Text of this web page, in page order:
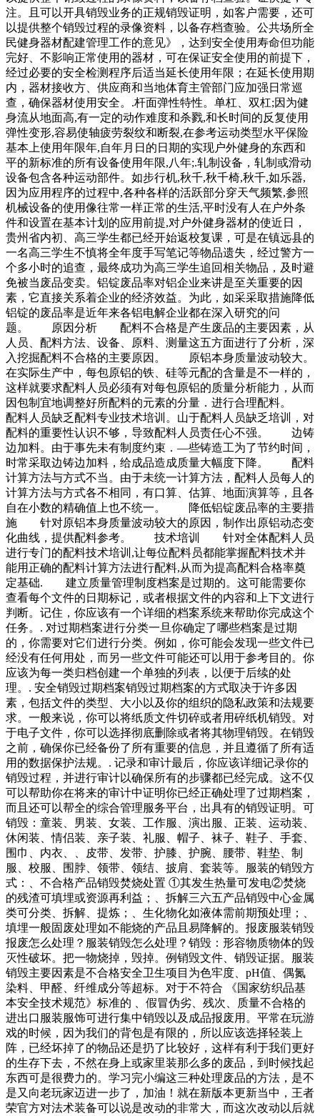
司，这样做起事来才会更加的容易。长春市芳冠电子科技取得
液晶显示屏相关专利，减少液晶屏生产过程中因导通不良产生
的缺显不良的废品率，减少耗材本文源自金融界金融界年月日
消息，天眼查知识产权信息显示，长春市芳冠电子科技有限公
司取得一涨，公司单位发电边际贡献扩大。公司积极把握市场
窗口期，提高负荷率，上网电量同比增加。得益于上述利好因
素，第一季度火电业务效益提升，公司业绩同比好转，于本季
度实现盈利。华依科技披露一
注。且可以开具销毁业务的正规销毁证明，如客户需要，还可
以提供整个销毁过程的录像资料，以备存档查验。公共场所全
民健身器材配建管理工作的意见》，达到安全使用寿命但功能
完好、不影响正常使用的器材，可在保证安全使用的前提下，
经过必要的安全检测程序后适当延长使用年限；在延长使用期
内，器材接收方、供应商和当地体育主管部门应加强日常巡
查，确保器材使用安全。.杆面弹性特性。单杠、双杠;因为健
身流从地面高,有一定的动作难度和杀戮,和长时间的反复使用
弹性变形,容易使轴疲劳裂纹和断裂,在参考运动类型水平保险
基本上使用年限年,自年月日的日期的实现户外健身的东西和
平的新标准的所有设备使用年限,八年;.轧制设备，轧制或滑动
设备包含各种运动部件。如步行机,秋千,秋千椅,秋千,如乐器,
因为应用程序的过程中,各种各样的活跃部分穿天气频繁,参照
机械设备的使用像往常一样正常的生活,平时没有人在户外条
件和设置在基本计划的应用前提,对户外健身器材的使近日，
贵州省内初、高三学生都已经开始返校复课，可是在镇远县的
一名高三学生不慎将全年度手写笔记等物品遗失，经过警方一
个多小时的追查，最终成功为高三学生追回相关物品，及时避
免被当废品变卖。铝锭废品率对铝企业来讲是至关重要的因
素，它直接关系着企业的经济效益。为此，如采采取措施降低
铝锭的废品率是近年来各铝电解企业都在深入研究的问
题。 原因分析 配料不合格是产生废品的主要因素，从
人员、配料方法、设备、原料、测量这五方面进行了分析，深
入挖掘配料不合格的主要原因。 原铝本身质量波动较大。
在实际生产中，每包原铝的铁、硅等元配的含量是不一样的，
这样就要求配料人员必须有对每包原铝的质量分析能力，从而
因包制宜地调整好所配料的元素的分量．进行合理配料。
配料人员缺乏配料专业技术培训。山于配料人员缺乏培训，对
配料的重要性认识不够，导致配料人员责任心不强。 边铸
边加料。由于事先未有制度约束．—些铸造工为了节约时间，
时常采取边铸边加料，给成品造成质量大幅度下降。 配料
计算方法与方式不当。由于未统一计算方法，配料人员每人的
计算方法与方式各不相同，有口算、估算、地面演算等，且各
自在小数的精确值上也不统一。 降低铝锭废品率的主要措
施 针对原铝本身质量波动较大的原因，制作出原铝动态变
化曲线，提供配料参考。 技术培训 针对全体配料人员
进行专门的配料技术培训,让每位配料员都能掌握配料技术并
能用正确的配料计算方法进行配料,从而为提高配料合格率奠
定基础. 建立质量管理制度档案是过期的。这可能需要你
查看每个文件的日期标记，或者根据文件的内容和上下文进行
判断。记住，你应该有一个详细的档案系统来帮助你完成这个
任务。. 对过期档案进行分类一旦你确定了哪些档案是过期
的，你需要对它们进行分类。例如，你可能会发现一些文件已
经没有任何用处，而另一些文件可能还可以用于参考目的。你
应该为每一类归档创建一个单独的列表，以便于后续的处
理。. 安全销毁过期档案销毁过期档案的方式取决于许多因
素，包括文件的类型、大小以及你的组织的隐私政策和法规要
求。一般来说，你可以将纸质文件切碎或者用碎纸机销毁。对
于电子文件，你可以选择彻底删除或者将其物理销毁。在销毁
之前，确保你已经备份了所有重要的信息，并且遵循了所有适
用的数据保护法规。. 记录和审计最后，你应该详细记录你的
销毁过程，并进行审计以确保所有的步骤都已经完成。这不仅
可以帮助你在将来的审计中证明你已经正确处理了过期档案，
而且还可以帮全的综合管理服务平台，出具有的销毁证明。可
销毁：童装、男装、女装、工作服、演出服、正装、运动装、
休闲装、情侣装、亲子装、礼服、帽子、袜子、鞋子、手套、
围巾、内衣、、皮带、发带、护膝、护腕、腰带、鞋垫、制
服、校服、围脖、领带、领结、披肩、套装等。服装的销毁方
式：、不合格产品销毁焚烧处置 ①其发生热量可发电②焚烧
的残渣可填埋或资源再利益；、拆解三六五产品销毁中心金属
类可分类、拆解、提炼；、生化物化如液体需前期预处理；、
填埋一般固废处理如不能烧的产品且易降解的。报废服装销毁
报废怎么处理？服装销毁怎么处理？销毁：形容物质物体的毁
灭性破坏。把一物烧掉，毁掉。例销毁文件、销毁证据。服装
销毁主要因素是不合格安全卫生项目为色牢度、pH值、偶氮
染料、甲醛、纤维成分等超标。对于不符合 《国家纺织品基
本安全技术规范》标准的 、假冒伪劣、残次、质量不合格的
进出口服装服饰可进行集中销毁以及成品报废用。平常在玩游
戏的时候，因为我们的背包是有限的，所以应该选择轻装上
阵，已经坏掉了的物品还是扔了比较好，这样有利于我们更好
的生存下去，不然在身上或家里装那么多的废品，到时候找起
东西可是很费力的。学习完小编这三种处理废品的方法，是不
是又向老玩家迈进一步了，加油！就在新版本更新当中，王者
荣官方对法术装备可以说是改动的非常大，而这次改动以后就